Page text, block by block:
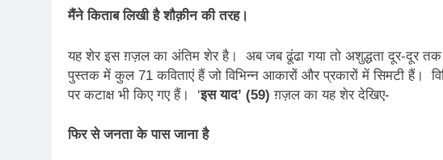
मैंने किताब लिखी है शौक़ीन की तरह।
यह शेर इस ग़ज़ल का अंतिम शेर है। अब जब ढूंढा गया तो अशुद्धता दूर-दूर
पुस्तक में कुल 71 कविताएं हैं जो विभिन्न आकारों और प्रकारों में सिमटी हैं।
पर कटाक्ष भी किए गए हैं। ‘इस याद’ (59) ग़ज़ल का यह शेर देखिए-
फिर से जनता के पास जाना है